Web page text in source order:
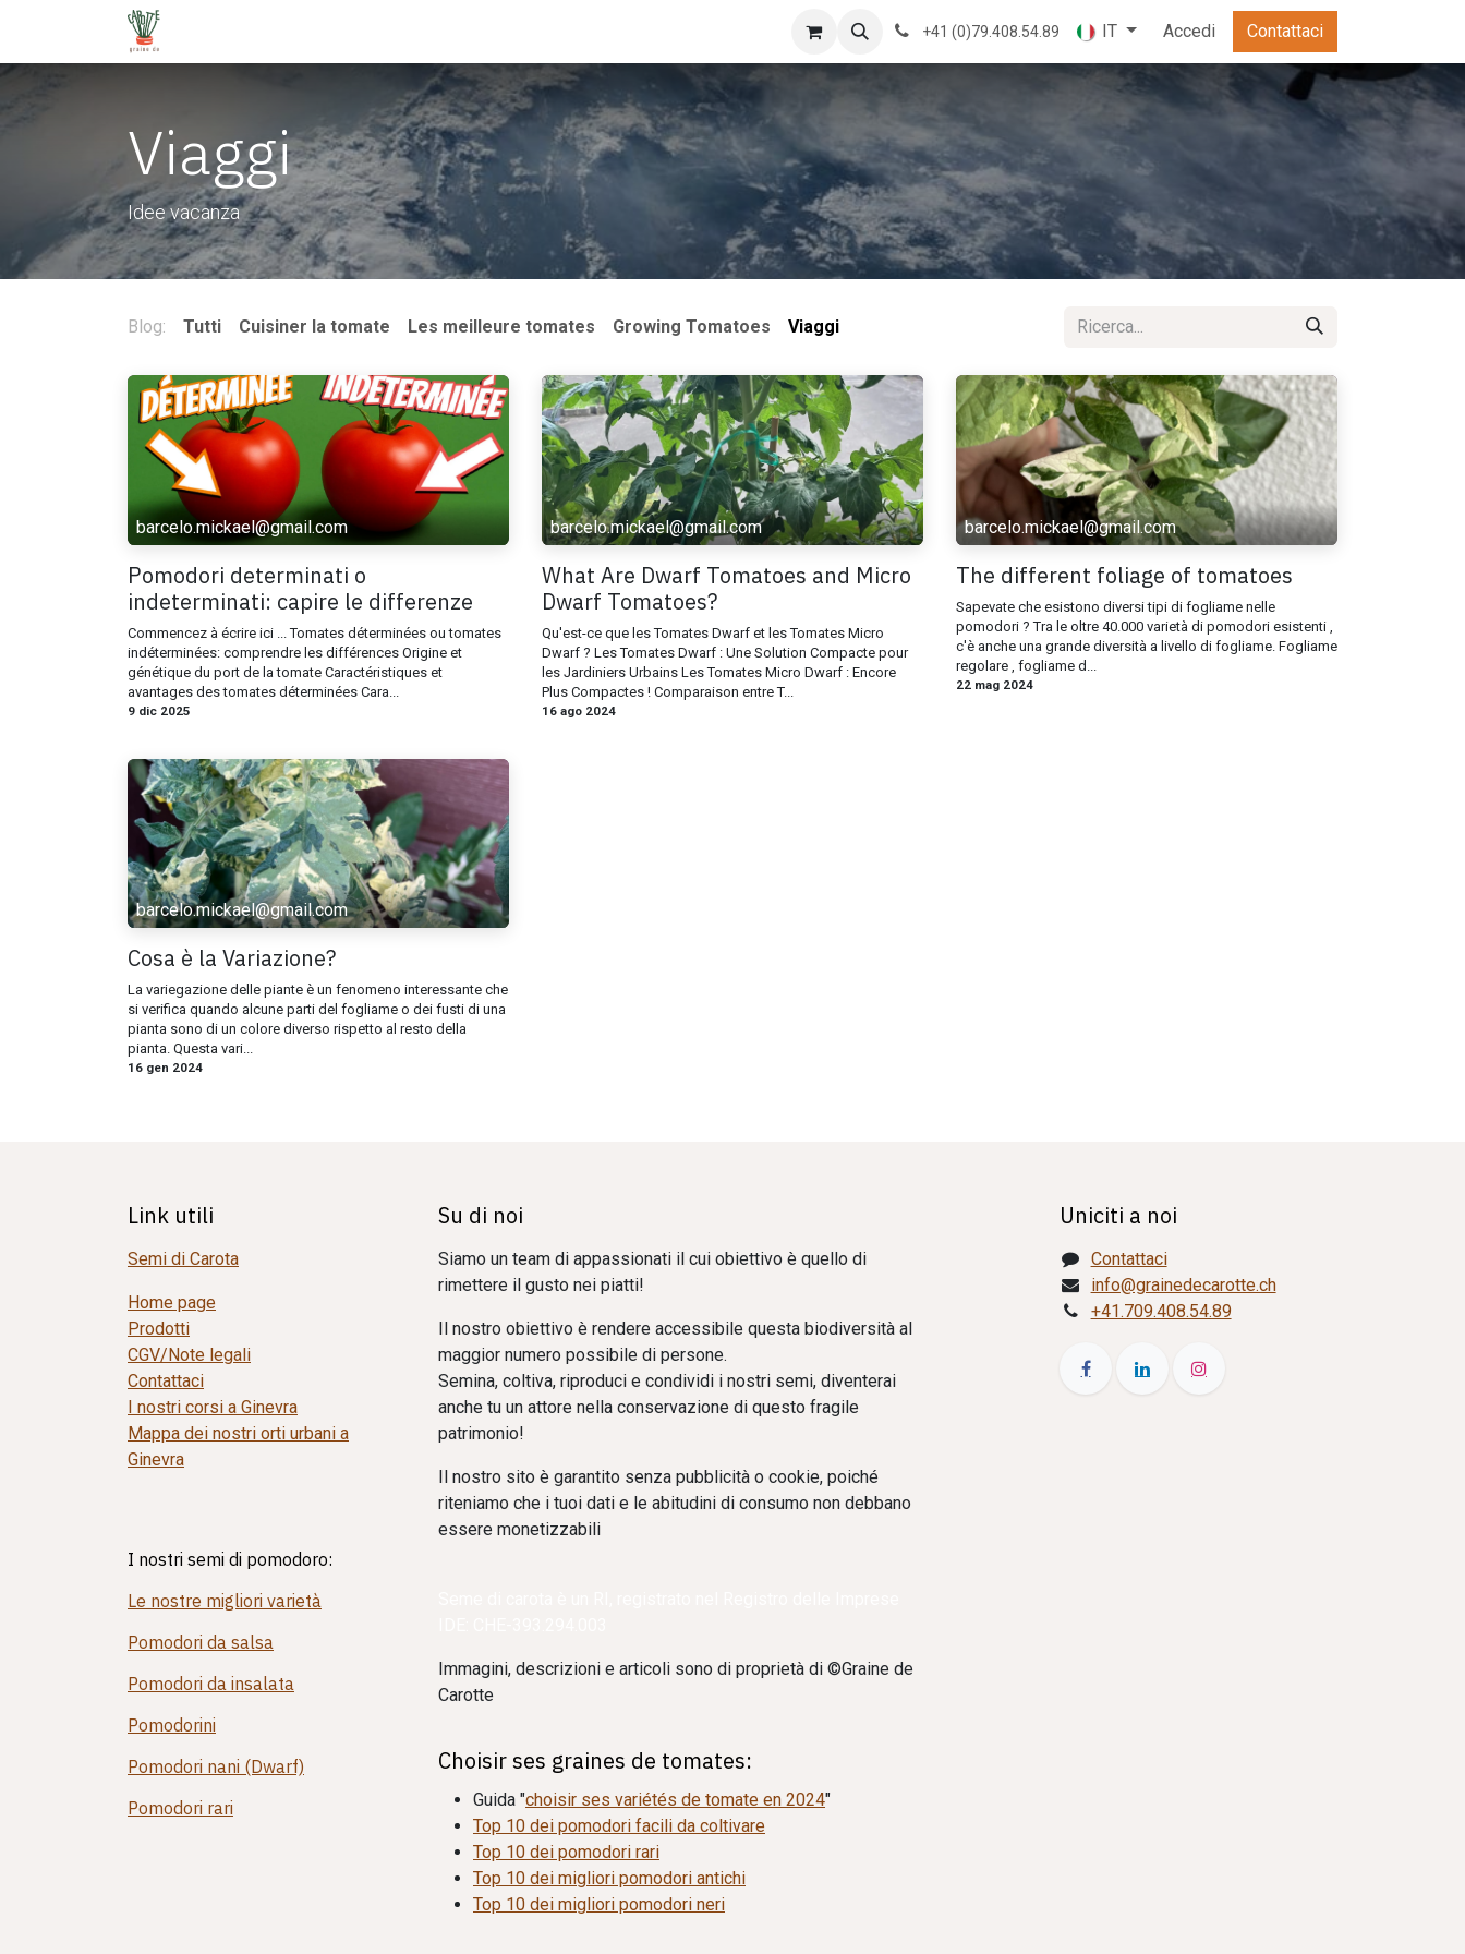
Passa al contenuto
Corsi +41 (0)79.408.54.89 IT Accedi Contattaci
Viaggi
Idee vacanza
Blog: Tutti Cuisiner la tomate Les meilleure tomates Growing Tomatoes Viaggi
barcelo.mickael@gmail.com
Pomodori determinati o
indeterminati: capire le differenze
Commencez à écrire ici ... Tomates déterminées ou tomates
indéterminées: comprendre les différences Origine et
génétique du port de la tomate Caractéristiques et
avantages des tomates déterminées Cara...
9 dic 2025
barcelo.mickael@gmail.com
What Are Dwarf Tomatoes and Micro
Dwarf Tomatoes?
Qu'est-ce que les Tomates Dwarf et les Tomates Micro
Dwarf ? Les Tomates Dwarf : Une Solution Compacte pour
les Jardiniers Urbains Les Tomates Micro Dwarf : Encore
Plus Compactes ! Comparaison entre T...
16 ago 2024
barcelo.mickael@gmail.com
The different foliage of tomatoes
Sapevate che esistono diversi tipi di fogliame nelle
pomodori ? Tra le oltre 40.000 varietà di pomodori esistenti ,
c'è anche una grande diversità a livello di fogliame. Fogliame
regolare , fogliame d...
22 mag 2024
barcelo.mickael@gmail.com
Cosa è la Variazione?
La variegazione delle piante è un fenomeno interessante che
si verifica quando alcune parti del fogliame o dei fusti di una
pianta sono di un colore diverso rispetto al resto della
pianta. Questa vari...
16 gen 2024
Link utili
Semi di Carota
Home page
Prodotti
CGV/Note legali
Contattaci
I nostri corsi a Ginevra
Mappa dei nostri orti urbani a
Ginevra
I nostri semi di pomodoro:
Le nostre migliori varietà
Pomodori da salsa
Pomodori da insalata
Pomodorini
Pomodori nani (Dwarf)
Pomodori rari
Su di noi
Siamo un team di appassionati il cui obiettivo è quello di
rimettere il gusto nei piatti!
Il nostro obiettivo è rendere accessibile questa biodiversità al
maggior numero possibile di persone.
Semina, coltiva, riproduci e condividi i nostri semi, diventerai
anche tu un attore nella conservazione di questo fragile
patrimonio!
Il nostro sito è garantito senza pubblicità o cookie, poiché
riteniamo che i tuoi dati e le abitudini di consumo non debbano
essere monetizzabili
Immagini, descrizioni e articoli sono di proprietà di ©Graine de
Carotte
Choisir ses graines de tomates:
Guida "choisir ses variétés de tomate en 2024"
Top 10 dei pomodori facili da coltivare
Top 10 dei pomodori rari
Top 10 dei migliori pomodori antichi
Top 10 dei migliori pomodori neri
Uniciti a noi
Contattaci
info@grainedecarotte.ch
+41.709.408.54.89